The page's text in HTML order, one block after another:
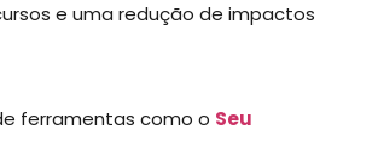
e uma redução de impactos
ferramentas como o Seu